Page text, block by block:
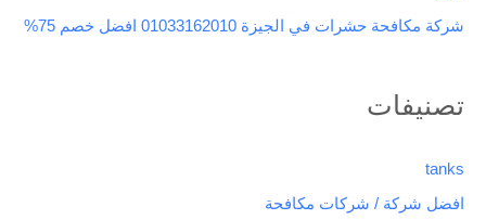
شركة مكافحة حشرات في الجيزة 01033162010 افضل خصم 75%
تصنيفات
tanks
افضل شركة / شركات مكافحة